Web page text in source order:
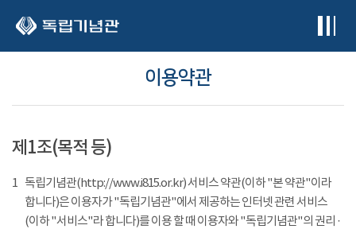
이용약관
제1조(목적 등)
1 독립기념관(http://www.i815.or.kr) 서비스 약관(이하 "본 약관"이라
합니다)은 이용자가 "독립기념관"에서 제공하는 인터넷 관련 서비스
(이하 "서비스"라 합니다)를 이용 할 때 이용자와 "독립기념관"의 권리 ·